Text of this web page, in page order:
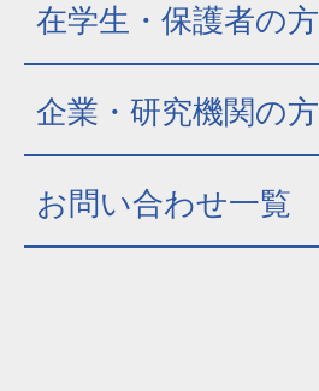
在学生・保護者の方
企業・研究機関の方
お問い合わせ一覧